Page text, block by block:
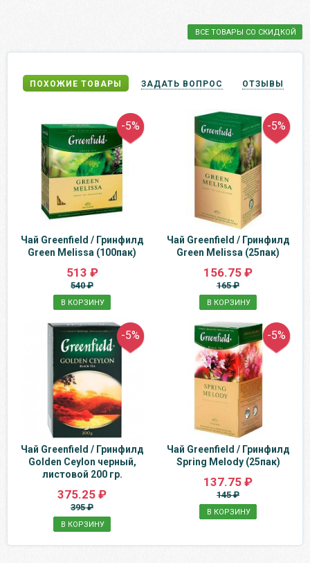
ВСЕ ТОВАРЫ СО СКИДКОЙ
ПОХОЖИЕ ТОВАРЫ ЗАДАТЬ ВОПРОС ОТЗЫВЫ
-5%
Чай Greenfield / Гринфилд
Green Melissa (100пак)
513 ₽
540 ₽
В КОРЗИНУ
-5%
Чай Greenfield / Гринфилд
Green Melissa (25пак)
156.75 ₽
165 ₽
В КОРЗИНУ
-5%
Чай Greenfield / Гринфилд
Golden Ceylon черный,
листовой 200 гр.
375.25 ₽
395 ₽
В КОРЗИНУ
-5%
Чай Greenfield / Гринфилд
Spring Melody (25пак)
137.75 ₽
145 ₽
В КОРЗИНУ